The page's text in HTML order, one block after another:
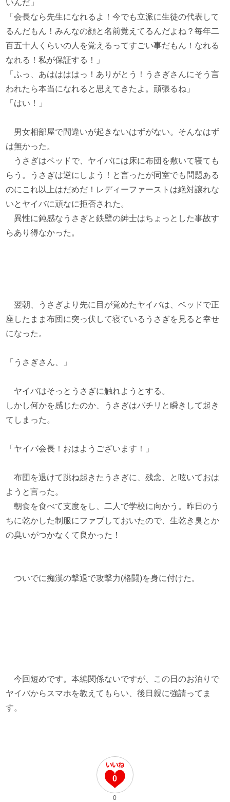
いんだ」
「会長なら先生になれるよ！今でも立派に生徒の代表して
るんだもん！みんなの顔と名前覚えてるんだよね？毎年二
百五十人くらいの人を覚えるってすごい事だもん！なれる
なれる！私が保証する！」
「ふっ、あははははっ！ありがとう！うさぎさんにそう言
われたら本当になれると思えてきたよ。頑張るね」
「はい！」
男女相部屋で間違いが起きないはずがない。そんなはず
は無かった。
うさぎはベッドで、ヤイバには床に布団を敷いて寝ても
らう。うさぎは逆にしよう！と言ったが同室でも問題ある
のにこれ以上はだめだ！レディーファーストは絶対譲れな
いとヤイバに頑なに拒否された。
異性に鈍感なうさぎと鉄壁の紳士はちょっとした事故す
らあり得なかった。
翌朝、うさぎより先に目が覚めたヤイバは、ベッドで正
座したまま布団に突っ伏して寝ているうさぎを見ると幸せ
になった。
「うさぎさん、」
ヤイバはそっとうさぎに触れようとする。
しかし何かを感じたのか、うさぎはパチリと瞬きして起き
てしまった。
「ヤイバ会長！おはようございます！」
布団を退けて跳ね起きたうさぎに、残念、と呟いておは
ようと言った。
朝食を食べて支度をし、二人で学校に向かう。昨日のう
ちに乾かした制服にファブしておいたので、生乾き臭とか
の臭いがつかなくて良かった！
ついでに痴漢の撃退で攻撃力(格闘)を身に付けた。
今回短めです。本編関係ないですが、この日のお泊りで
ヤイバからスマホを教えてもらい、後日親に強請ってま
す。
0
0